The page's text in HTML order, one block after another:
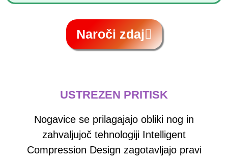
Naroči zdaj
USTREZEN PRITISK
Nogavice se prilagajajo obliki nog in
zahvaljujoč tehnologiji Intelligent
Compression Design zagotavljajo pravi